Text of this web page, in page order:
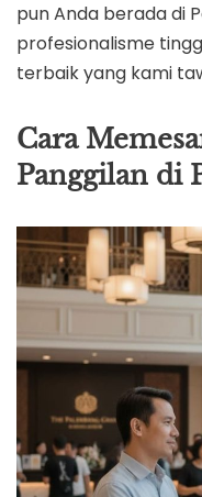
pun Anda berada di
profesionalisme
terbaik yang kami
Cara
Panggilan di